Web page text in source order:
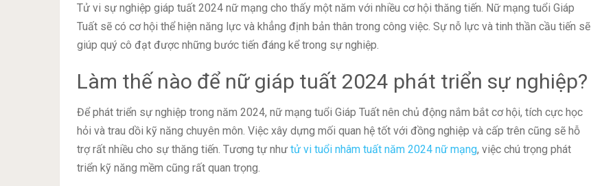
Tử vi sự nghiệp giáp tuất 2024 nữ mạng cho thấy một năm với nhiều cơ hội thăng tiến. Nữ mạng tuổi Giáp
Tuất sẽ có cơ hội thể hiện năng lực và khẳng định bản thân trong công việc. Sự nỗ lực và tinh thần cầu tiến sẽ
giúp quý cô đạt được những bước tiến đáng kể trong sự nghiệp.
Làm thế nào để nữ giáp tuất 2024 phát triển sự nghiệp?
Để phát triển sự nghiệp trong năm 2024, nữ mạng tuổi Giáp Tuất nên chủ động nắm bắt cơ hội, tích cực học
hỏi và trau dồi kỹ năng chuyên môn. Việc xây dựng mối quan hệ tốt với đồng nghiệp và cấp trên cũng sẽ hỗ
trợ rất nhiều cho sự thăng tiến. Tương tự như tử vi tuổi nhâm tuất năm 2024 nữ mạng, việc chú trọng phát
triển kỹ năng mềm cũng rất quan trọng.